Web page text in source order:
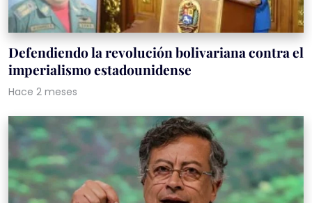
Defendiendo la revolución bolivariana contra el
imperialismo estadounidense
Hace 2 meses